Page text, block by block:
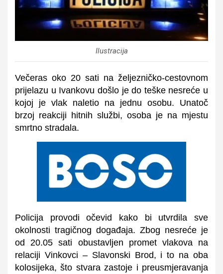
Ilustracija
Večeras oko 20 sati na željezničko-cestovnom
prijelazu u Ivankovu došlo je do teške nesreće u
kojoj je vlak naletio na jednu osobu. Unatoč
brzoj reakciji hitnih službi, osoba je na mjestu
smrtno stradala.
Policija provodi očevid kako bi utvrdila sve
okolnosti tragičnog događaja. Zbog nesreće je
od 20.05 sati obustavljen promet vlakovana
relaciji Vinkovci – Slavonski Brod, i to na oba
kolosijeka, što stvara zastoje i preusmjeravanja